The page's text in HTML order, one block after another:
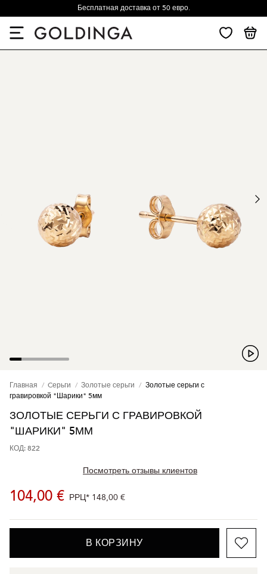
Бесплатная доставка от 50 евро.
Главная Cерьги Золотые серьги
Золотые серьги с
гравировкой "Шарики" 5мм
ЗОЛОТЫЕ СЕРЬГИ С ГРАВИРОВКОЙ
"ШАРИКИ" 5ММ
КОД: 822
Посмотреть отзывы клиентов
104,00 € РРЦ* 148,00 €
В КОРЗИНУ